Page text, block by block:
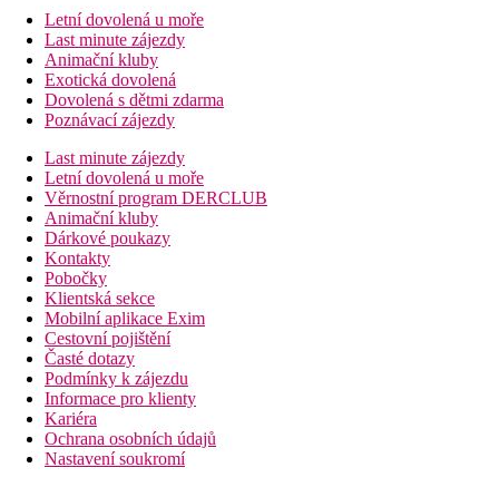
Letní dovolená u moře
Last minute zájezdy
Animační kluby
Exotická dovolená
Dovolená s dětmi zdarma
Poznávací zájezdy
Last minute zájezdy
Letní dovolená u moře
Věrnostní program DERCLUB
Animační kluby
Dárkové poukazy
Kontakty
Pobočky
Klientská sekce
Mobilní aplikace Exim
Cestovní pojištění
Časté dotazy
Podmínky k zájezdu
Informace pro klienty
Kariéra
Ochrana osobních údajů
Nastavení soukromí